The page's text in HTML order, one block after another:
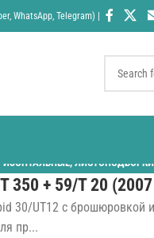
WhatsApp, Telegram) |
,ЛИСТОПОДБОРКИ
350 + 59/T 20
30/UT12 с брошюровкой
пр...